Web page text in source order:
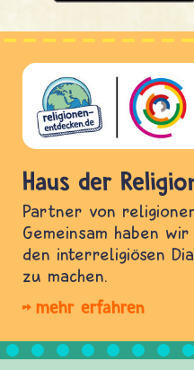
Haus der
Partner von
Gemeinsam haben
den interreligiösen
zu machen.
mehr erfahren